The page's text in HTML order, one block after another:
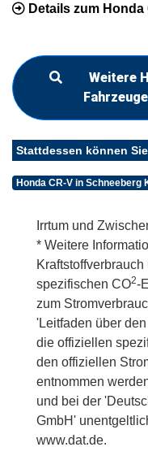
Details zum Honda
Weitere
Stattdessen können
Honda CR-V in Schneeberg
Irrtum und
* Weitere
spezifischen CO2-
zum
'Leitfaden über
die offiziellen
den offiziellen
entnommen
und bei der
GmbH'
www.dat.de.